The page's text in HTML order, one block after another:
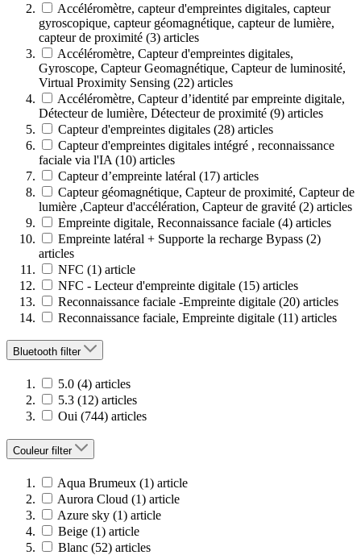
Accéléromètre, capteur d'empreintes digitales, capteur
gyroscopique, capteur géomagnétique, capteur de lumière,
capteur de proximité (3) articles
Accéléromètre, Capteur d'empreintes digitales,
Gyroscope, Capteur Geomagnétique, Capteur de luminosité,
Virtual Proximity Sensing (22) articles
Accéléromètre, Capteur d’identité par empreinte digitale,
Détecteur de lumière, Détecteur de proximité (9) articles
Capteur d'empreintes digitales (28) articles
Capteur d'empreintes digitales intégré , reconnaissance
faciale via l'IA (10) articles
Capteur d’empreinte latéral (17) articles
Capteur géomagnétique, Capteur de proximité, Capteur de
lumière ,Capteur d'accélération, Capteur de gravité (2) articles
Empreinte digitale, Reconnaissance faciale (4) articles
Empreinte latéral + Supporte la recharge Bypass (2)
articles
NFC (1) article
NFC - Lecteur d'empreinte digitale (15) articles
Reconnaissance faciale -Empreinte digitale (20) articles
Reconnaissance faciale, Empreinte digitale (11) articles
Bluetooth filter
5.0 (4) articles
5.3 (12) articles
Oui (744) articles
Couleur filter
Aqua Brumeux (1) article
Aurora Cloud (1) article
Azure sky (1) article
Beige (1) article
Blanc (52) articles